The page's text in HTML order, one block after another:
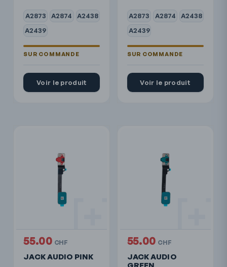
A2873 A2874
A2438
A2439
Voir le produit
A2873 A2874
A2438
A2439
Voir le produit
JACK AUDIO PINK
55.00 CHF
JACK AUDIO
GREEN
55.00 CHF